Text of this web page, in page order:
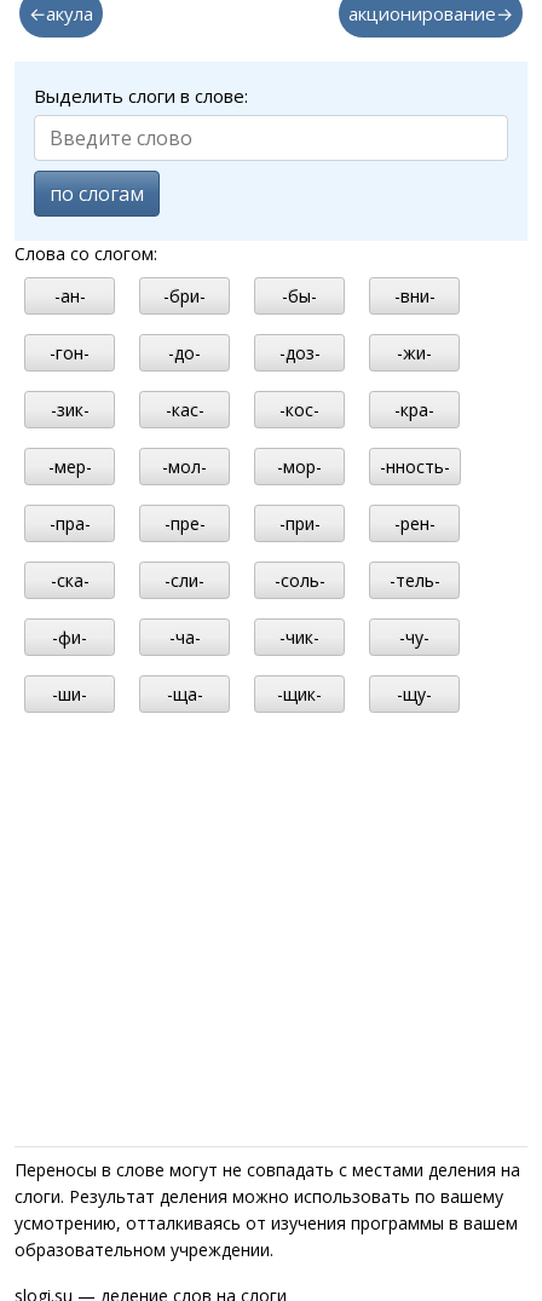
←акула акционирование→
Выделить слоги в слове:
по слогам
Слова со слогом:
-ан-
-бри- -бы- -вни-
-гон- -до- -доз- -жи-
-зик- -кас- -кос- -кра-
-мер- -мол- -мор- -нность-
-пра- -пре- -при- -рен-
-ска- -сли- -соль- -тель-
-фи- -ча- -чик- -чу-
-ши- -ща- -щик- -щу-
Переносы в слове могут не совпадать с местами деления на
слоги. Результат деления можно использовать по вашему
усмотрению, отталкиваясь от изучения программы в вашем
образовательном учреждении.
slogi.su — деление слов на слоги